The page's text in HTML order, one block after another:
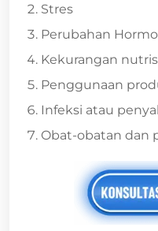
Stres
Perubahan
Kekurangan
Penggunaan
Infeksi atau
Obat-obatan dan